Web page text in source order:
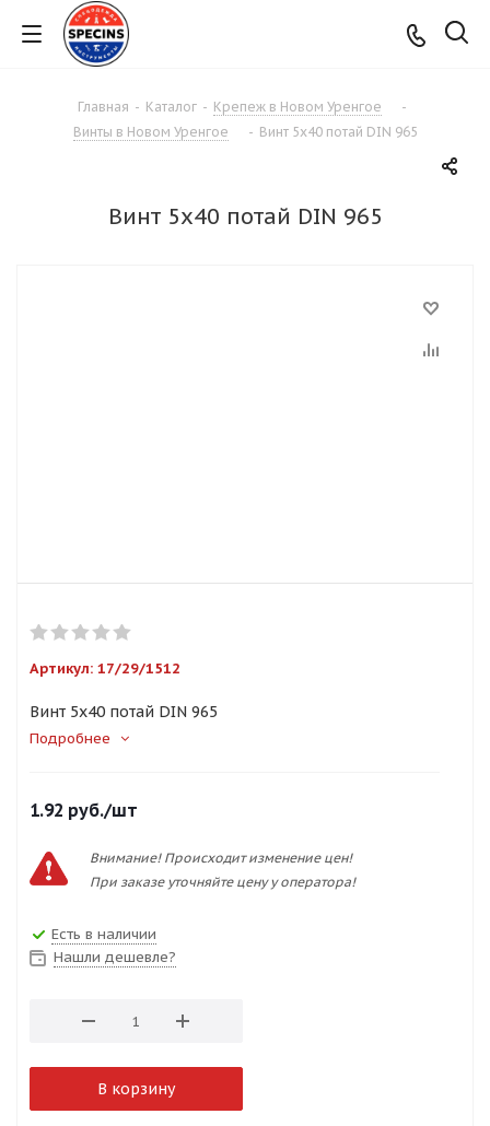
Главная - Каталог - Крепеж в Новом Уренгое
-
Винты в Новом Уренгое
- Винт 5х40 потай DIN 965
Винт 5х40 потай DIN 965
Артикул: 17/29/1512
Винт 5х40 потай DIN 965
Подробнее
1.92 руб./шт
Внимание! Происходит изменение цен!
При заказе уточняйте цену у оператора!
Есть в наличии
Нашли дешевле?
В корзину